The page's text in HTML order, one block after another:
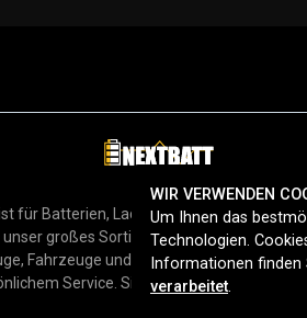
für Batterien, Ladegeräte und Zubehör in
unser großes Sortiment für Smartphones,
Fahrzeuge und mehr – mit schneller
Service. Sicher online einkaufen seit
WIR VERWENDEN
Um Ihnen das
Technologien.
Informationen finden
verarbeitet.